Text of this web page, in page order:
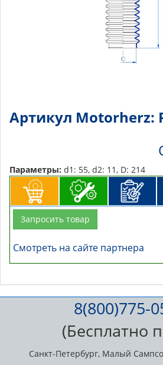
Артикул Motorherz:
Параметры: d1: 55, d2: 11, D: 214
Запросить товар
Смотреть на сайте партнера
8(800)775-
(Бесплатно
Санкт-Петербург, Малый